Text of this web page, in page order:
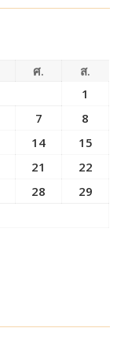
ศ.
ส.
1
7
8
14
15
21
22
28
29